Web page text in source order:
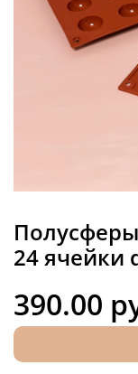
24 ячейки
390.00